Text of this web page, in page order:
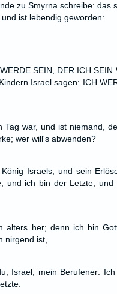
zu Smyrna schreibe: das
ist lebendig geworden:
SEIN, DER ICH SEIN
Israel sagen: ICH
Tag war, und ist niemand,
wer will's abwenden?
Israels, und sein
und ich bin der Letzte,
alters her; denn ich bin
nirgend ist,
Israel, mein Berufener: